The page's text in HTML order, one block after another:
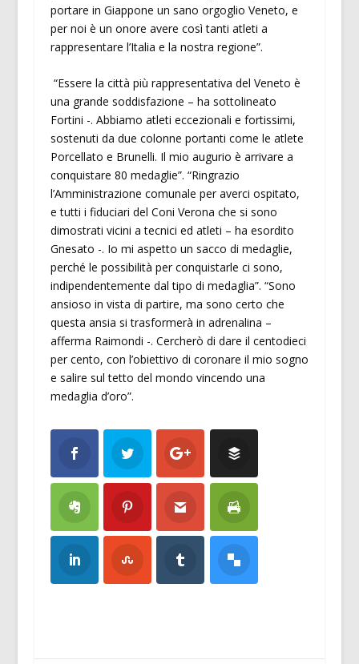
portare in Giappone un sano orgoglio Veneto, e
per noi è un onore avere così tanti atleti a
rappresentare l’Italia e la nostra regione”.
“Essere la città più rappresentativa del Veneto è
una grande soddisfazione – ha sottolineato
Fortini -. Abbiamo atleti eccezionali e fortissimi,
sostenuti da due colonne portanti come le atlete
Porcellato e Brunelli. Il mio augurio è arrivare a
conquistare 80 medaglie”. “Ringrazio
l’Amministrazione comunale per averci ospitato,
e tutti i fiduciari del Coni Verona che si sono
dimostrati vicini a tecnici ed atleti – ha esordito
Gnesato -. Io mi aspetto un sacco di medaglie,
perché le possibilità per conquistarle ci sono,
indipendentemente dal tipo di medaglia”. “Sono
ansioso in vista di partire, ma sono certo che
questa ansia si trasformerà in adrenalina –
afferma Raimondi -. Cercherò di dare il centodieci
per cento, con l’obiettivo di coronare il mio sogno
e salire sul tetto del mondo vincendo una
medaglia d’oro”.